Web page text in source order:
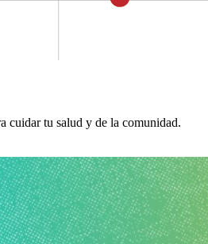
cuidar tu salud y de la comunidad.